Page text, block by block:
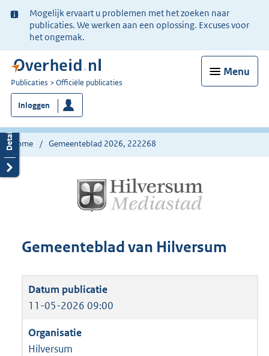
Ter
informatie:
Mogelijk ervaart u problemen met het zoeken naar
publicaties. We werken aan een oplossing. Excuses voor
het ongemak.
Menu
U
bent
nu
hier:
Publicaties Officiële publicaties
Inloggen
Home Gemeenteblad 2026, 222268
Gemeenteblad van Hilversum
11-05-2026 09:00
Hilversum